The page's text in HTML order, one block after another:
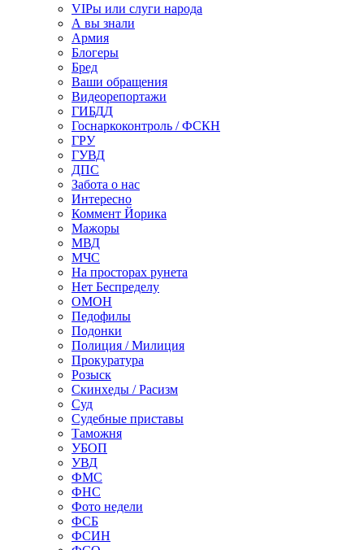
VIPы или слуги народа
А вы знали
Армия
Блогеры
Бред
Ваши обращения
Видеорепортажи
ГИБДД
Госнаркоконтроль / ФСКН
ГРУ
ГУВД
ДПС
Забота о нас
Интересно
Коммент Йорика
Мажоры
МВД
МЧС
На просторах рунета
Нет Беспределу
ОМОН
Педофилы
Подонки
Полиция / Милиция
Прокуратура
Розыск
Скинхеды / Расизм
Суд
Судебные приставы
Таможня
УБОП
УВД
ФМС
ФНС
Фото недели
ФСБ
ФСИН